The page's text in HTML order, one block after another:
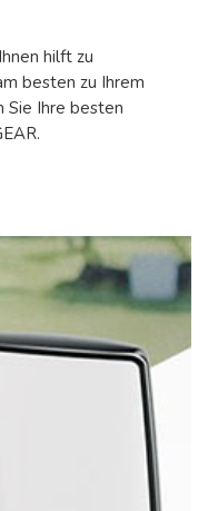
hilft zu
besten zu Ihrem
Sie Ihre besten